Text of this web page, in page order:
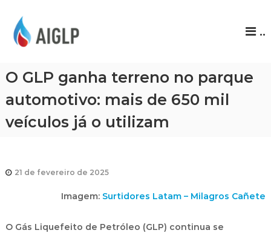
P
..
O GLP ganha terreno no parque
automotivo: mais de 650 mil
veículos já o utilizam
21 de fevereiro de 2025
Imagem: Surtidores Latam – Milagros Cañete
O Gás Liquefeito de Petróleo (GLP) continua se